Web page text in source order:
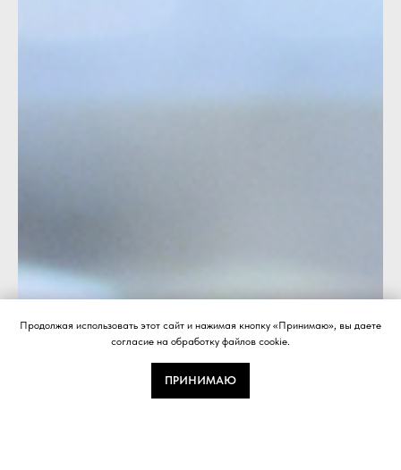
Продолжая использовать этот сайт и нажимая кнопку «Принимаю», вы даете
согласие на обработку файлов cookie.
ПРИНИМАЮ